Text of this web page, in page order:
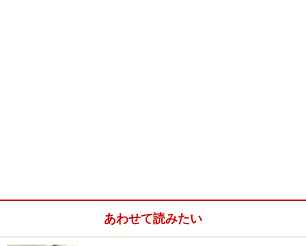
※記事内容は執筆時点のものです。最新の内容をご確認くださ
い。
あわせて読みたい